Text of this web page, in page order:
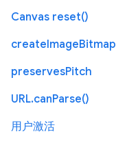
Canvas reset()
createImageBitmap
preservesPitch
URL.canParse()
用户激活